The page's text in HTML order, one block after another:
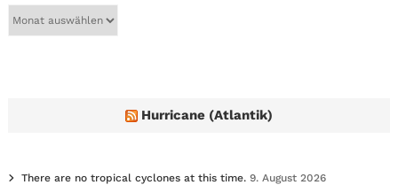
Hurricane (Atlantik)
There are no tropical cyclones at this time. 9. August 2026